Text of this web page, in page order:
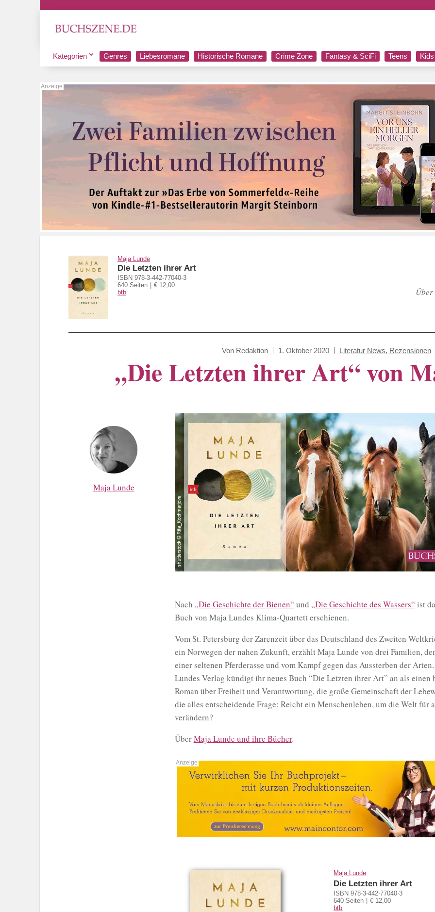
Kategorien Genres Liebesromane Historische Romane Crime Zone Fantasy & SciFi Teens Kids
Maja Lunde
Die Letzten ihrer Art
ISBN 978-3-442-77040-3
640 Seiten
€ 12,00
btb
Über
Von Redaktion 1. Oktober 2020 Literatur News, Rezensionen
„Die Letzten ihrer Art“ von
Maja Lunde
Nach „Die Geschichte der Bienen“ und „Die Geschichte des Wassers“ ist
Buch von Maja Lundes Klima-Quartett erschienen.
Vom St. Petersburg der Zarenzeit über das Deutschland des Zweiten
ein Norwegen der nahen Zukunft, erzählt Maja Lunde von drei Familien,
einer seltenen Pferderasse und vom Kampf gegen das Aussterben der
Lundes Verlag kündigt ihr neues Buch “Die Letzten ihrer Art” an als einen
Roman über Freiheit und Verantwortung, die große Gemeinschaft der
die alles entscheidende Frage: Reicht ein Menschenleben, um die Welt für
verändern?
ÜberMaja Lunde und ihre Bücher.
Maja Lunde
Die Letzten ihrer Art
ISBN 978-3-442-77040-3
640 Seiten
€ 12,00
btb